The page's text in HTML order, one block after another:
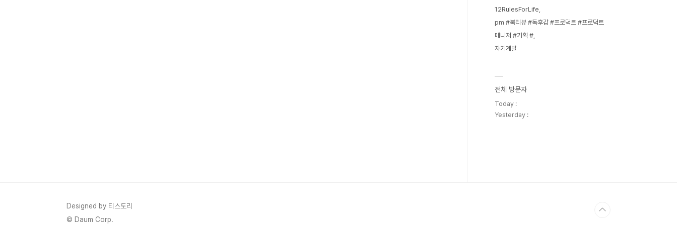
12RulesForLife
pm #북리뷰 #독후감 #프로덕트 #프로덕트
매니저 #기획 #
자기계발
전체 방문자
Today :
Yesterday :
Designed by 티스토리
© Daum Corp.